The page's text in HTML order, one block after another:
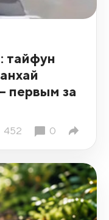
тайфун
первым за
452 0